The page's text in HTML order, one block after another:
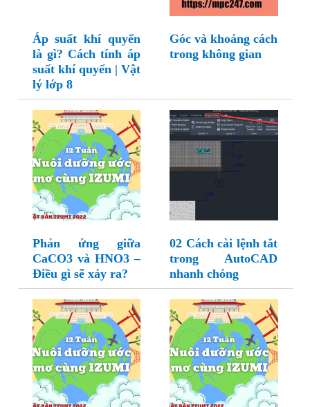
Áp suất khí quyển
là gì? Cách tính áp
suất khí quyển | Vật
lý lớp 8
Góc và khoảng cách
trong không gian
Phản ứng giữa
CaCO3 và HNO3 –
Điều gì sẽ xảy ra?
02 Cách cài lệnh tắt
trong AutoCAD
nhanh chóng